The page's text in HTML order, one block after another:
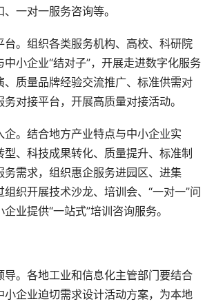
一对一服务咨询等。
台。组织各类服务机构、高校、科研院
小企业“结对子”，开展走进数字化服务
、质量品牌经验交流推广、标准供需对
对接平台，开展高质量对接活动。
企。结合地方产业特点与中小企业实
型、科技成果转化、质量提升、标准制
务需求，组织惠企服务进园区、进集
织开展技术沙龙、培训会、“一对一”问
业提供“一站式”培训咨询服务。
导。各地工业和信息化主管部门要结合
小企业迫切需求设计活动方案，为本地